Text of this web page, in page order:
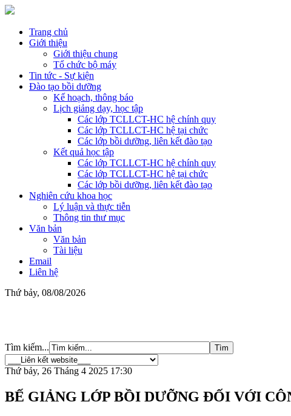
Trang chủ
Giới thiệu
Giới thiệu chung
Tổ chức bộ máy
Tin tức - Sự kiện
Đào tạo bồi dưỡng
Kế hoạch, thông báo
Lịch giảng dạy, học tập
Các lớp TCLLCT-HC hệ chính quy
Các lớp TCLLCT-HC hệ tại chức
Các lớp bồi dưỡng, liên kết đào tạo
Kết quả học tập
Các lớp TCLLCT-HC hệ chính quy
Các lớp TCLLCT-HC hệ tại chức
Các lớp bồi dưỡng, liên kết đào tạo
Nghiên cứu khoa học
Lý luận và thực tiễn
Thông tin thư mục
Văn bản
Văn bản
Tài liệu
Email
Liên hệ
Thứ bảy, 08/08/2026
Tìm kiếm...
Thứ bảy, 26 Tháng 4 2025 17:30
BẾ GIẢNG LỚP BỒI DƯỠNG ĐỐI VỚI